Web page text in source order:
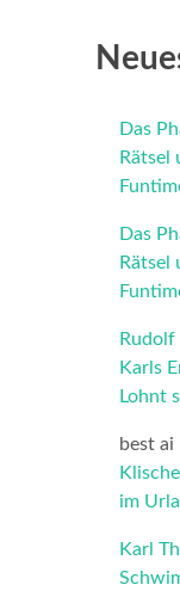
Das
Rätsel
Das
Rätsel
Rudolf
Karls
Lohnt
best ai
im
Karl